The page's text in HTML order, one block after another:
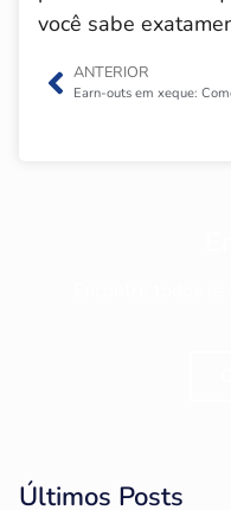
você sabe
ANTERIOR
Últimos Posts